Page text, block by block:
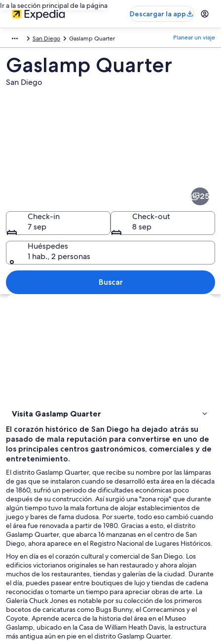
Ir a la sección principal de la página
Descargar la app
San Diego Gaslamp Quarter Planear un viaje
Gaslamp Quarter
San Diego
Escena animada de calle con mesas
25
Check-in
7 sep
Check-out
8 sep
Huéspedes
1 hab., 2 personas
Buscar
Explorar mapa
Visita Gaslamp Quarter
El corazón histórico de San Diego ha dejado atrás su
pasado de mala reputación para convertirse en uno de
los principales centros gastronómicos, comerciales y de
entretenimiento.
El distrito Gaslamp Quarter, que recibe su nombre por las lámparas
de gas que se instalaron cuando se desarrolló esta área en la década
de 1860, sufrió un periodo de dificultades económicas poco
después de su construcción. Así surgió una "zona roja" que durante
algún tiempo tuvo la mala fortuna de alojar establecimientos de
juego y bares de fama dudosa. Por suerte, todo eso cambió cuando
el área fue renovada a partir de 1980. Gracias a esto, el distrito
Gaslamp Quarter, que abarca 16 manzanas en el centro de San
Diego, ahora aparece en el Registro Nacional de Lugares Históricos.
Hoy en día es el corazón cultural y comercial de San Diego. Los
edificios victorianos originales se han restaurado y ahora alojan
muchos de los restaurantes, tiendas y galerías de la ciudad. Durante
el día, puedes pasear entre boutiques de lujo y tiendas de cadena
reconocidas o tomarte un tiempo para apreciar obras de arte. La
Galería Chuck Jones es notable por su colección de los primeros
bocetos de caricaturas como Bugs Bunny, el Correcaminos y el
Coyote. Aprende acerca de la historia del área en el Museo
Gaslamp, ubicado en la Casa de William Heath Davis, la estructura
más antigua aún en pie en el distrito Gaslamp Quarter.